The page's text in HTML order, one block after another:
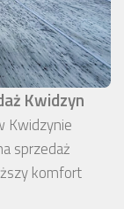
Kwidzyn
Kwidzynie
sprzedaż
komfort